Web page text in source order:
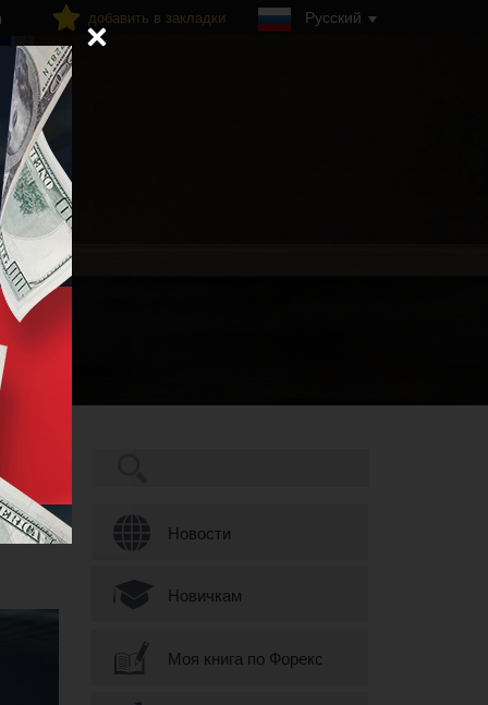
добавить в закладки Русский
Новости
Новичкам
Моя книга по Форекс